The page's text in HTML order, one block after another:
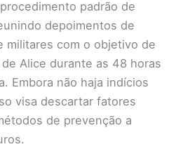
padrão de
depoimentos de
militares com o objetivo de
Alice durante as 48 horas
Embora não haja indícios
visa descartar fatores
de prevenção a